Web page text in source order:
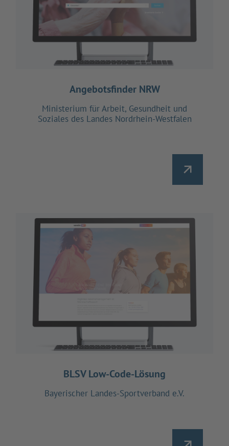
Angebotsfinder NRW
Ministerium für Arbeit, Gesundheit und
Soziales des Landes Nordrhein-Westfalen
BLSV Low-Code-Lösung
Bayerischer Landes-Sportverband e.V.